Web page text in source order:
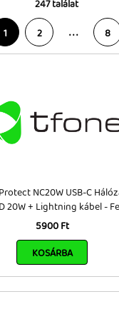
247 találat
1 2 . . . 8
NC20W USB-C
20W + Lightning kábel -
5900 Ft
KOSÁRBA